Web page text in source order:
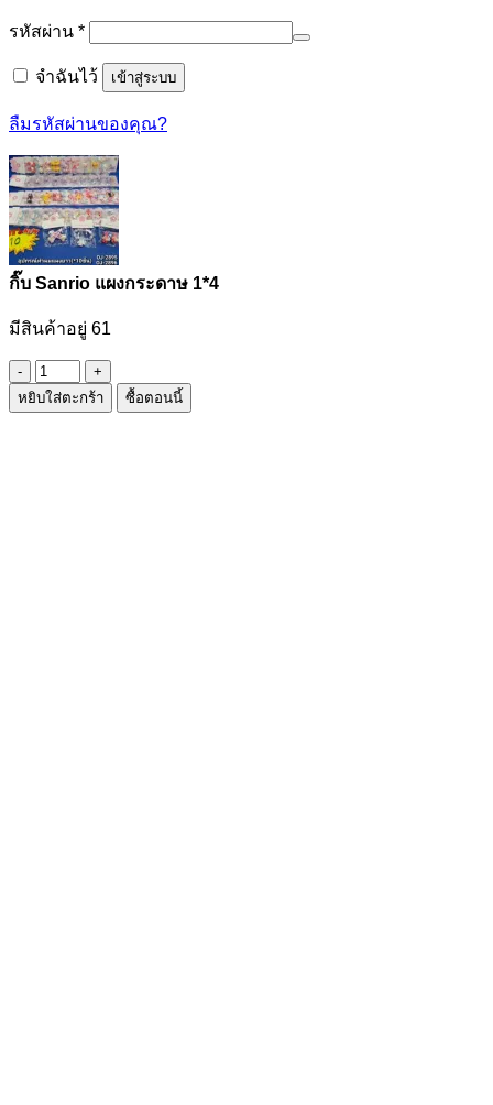
รหัสผ่าน *ต้องการ
จำฉันไว้ เข้าสู่ระบบ
ลืมรหัสผ่านของคุณ?
กิ๊บ Sanrio แผงกระดาษ 1*4
มีสินค้าอยู่ 61
จำนวน
กิ๊บ
หยิบใส่ตะกร้า ซื้อตอนนี้